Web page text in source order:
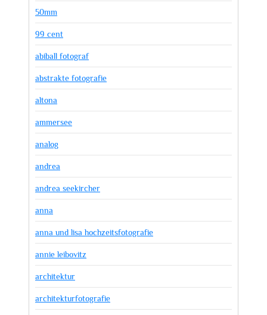
50mm
99 cent
abiball fotograf
abstrakte fotografie
altona
ammersee
analog
andrea
andrea seekircher
anna
anna und lisa hochzeitsfotografie
annie leibovitz
architektur
architekturfotografie